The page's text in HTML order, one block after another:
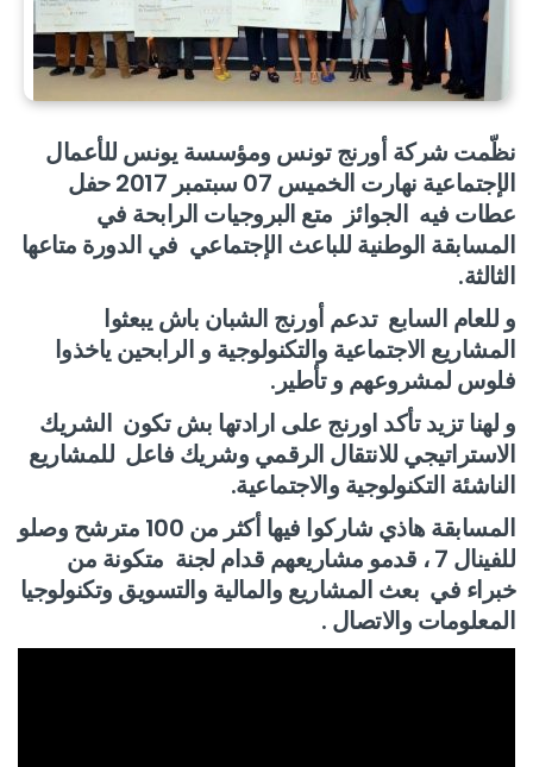
نظّمت شركة أورنج تونس ومؤسسة يونس للأعمال
الإجتماعية نهارت الخميس 07 سبتمبر 2017 حفل
عطات فيه الجوائز متع البروجيات الرابحة في
المسابقة الوطنية للباعث الإجتماعي في الدورة متاعها
الثالثة.
و للعام السابع تدعم أورنج الشبان باش يبعثوا
المشاريع الاجتماعية والتكنولوجية و الرابحين ياخذوا
فلوس لمشروعهم وتأطير.
و لهنا تزيد تأكد اورنج على ارادتها بش تكون الشريك
الاستراتيجي للانتقال الرقمي وشريك فاعل للمشاريع
الناشئة التكنولوجية والاجتماعية.
المسابقة هاذي شاركوا فيها أكثر من 100 مترشح وصلو
للفينال 7 ، قدمو مشاريعهم قدام لجنة متكونة من
خبراء في بعث المشاريع والمالية والتسويق وتكنولوجيا
المعلومات والاتصال .